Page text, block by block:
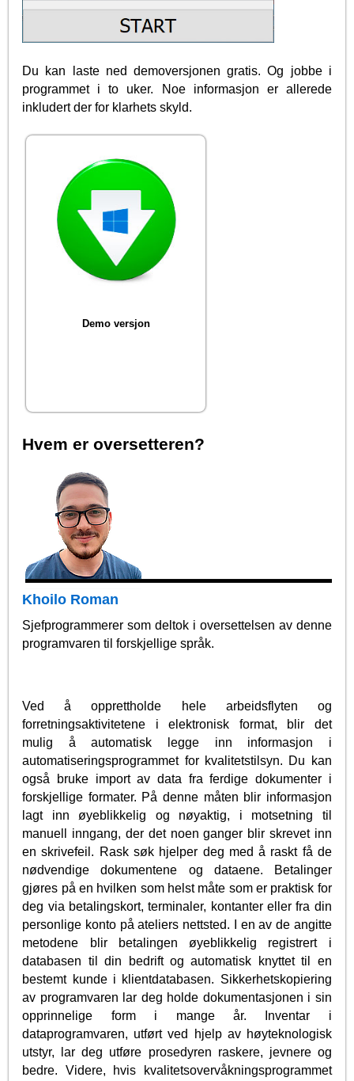
Du kan laste ned demoversjonen gratis. Og jobbe i
programmet i to uker. Noe informasjon er allerede
inkludert der for klarhets skyld.
Demo versjon
Hvem er oversetteren?
Khoilo Roman
Sjefprogrammerer som deltok i oversettelsen av denne
programvaren til forskjellige språk.
Ved å opprettholde hele arbeidsflyten og
forretningsaktivitetene i elektronisk format, blir det
mulig å automatisk legge inn informasjon i
automatiseringsprogrammet for kvalitetstilsyn. Du kan
også bruke import av data fra ferdige dokumenter i
forskjellige formater. På denne måten blir informasjon
lagt inn øyeblikkelig og nøyaktig, i motsetning til
manuell inngang, der det noen ganger blir skrevet inn
en skrivefeil. Rask søk hjelper deg med å raskt få de
nødvendige dokumentene og dataene. Betalinger
gjøres på en hvilken som helst måte som er praktisk for
deg via betalingskort, terminaler, kontanter eller fra din
personlige konto på ateliers nettsted. I en av de angitte
metodene blir betalingen øyeblikkelig registrert i
databasen til din bedrift og automatisk knyttet til en
bestemt kunde i klientdatabasen. Sikkerhetskopiering
av programvaren lar deg holde dokumentasjonen i sin
opprinnelige form i mange år. Inventar i
dataprogramvaren, utført ved hjelp av høyteknologisk
utstyr, lar deg utføre prosedyren raskere, jevnere og
bedre. Videre, hvis kvalitetsovervåkningsprogrammet